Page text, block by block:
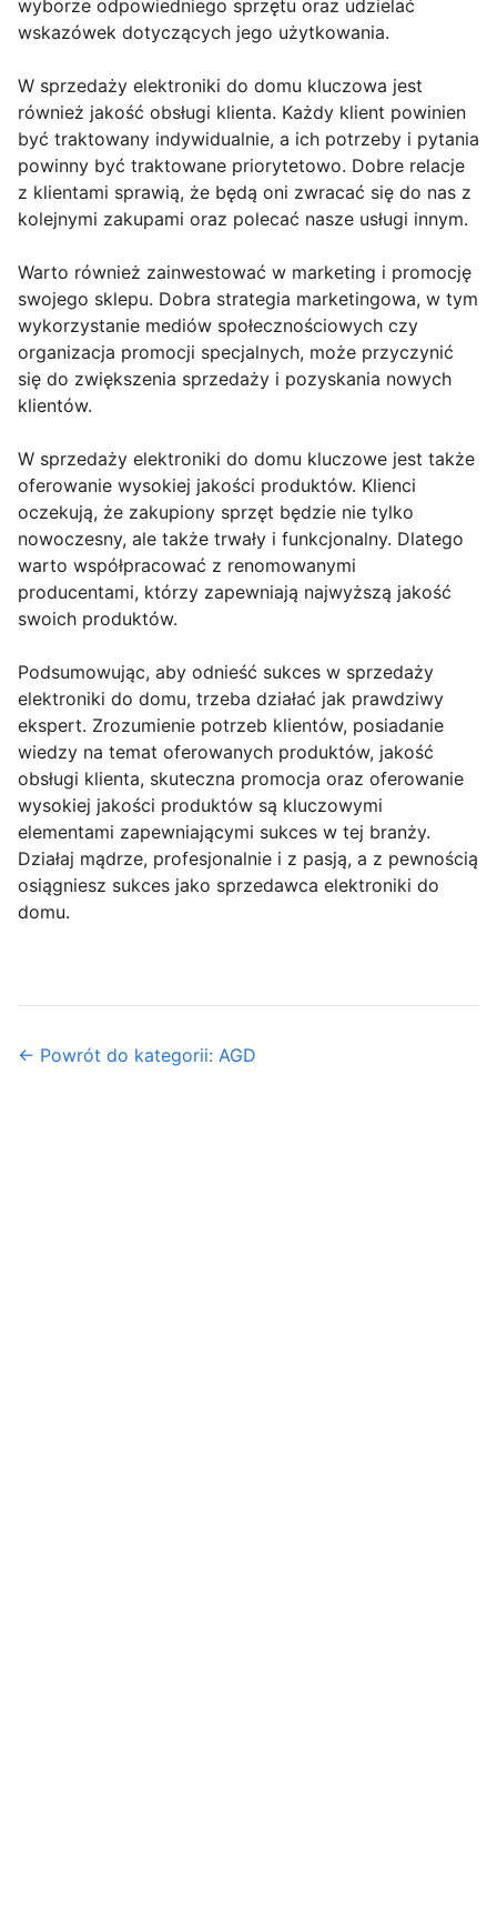
wyborze odpowiedniego sprzętu oraz udzielać
wskazówek dotyczących jego użytkowania.
W sprzedaży elektroniki do domu kluczowa jest
również jakość obsługi klienta. Każdy klient powinien
być traktowany indywidualnie, a ich potrzeby i pytania
powinny być traktowane priorytetowo. Dobre relacje
z klientami sprawią, że będą oni zwracać się do nas z
kolejnymi zakupami oraz polecać nasze usługi innym.
Warto również zainwestować w marketing i promocję
swojego sklepu. Dobra strategia marketingowa, w tym
wykorzystanie mediów społecznościowych czy
organizacja promocji specjalnych, może przyczynić
się do zwiększenia sprzedaży i pozyskania nowych
klientów.
W sprzedaży elektroniki do domu kluczowe jest także
oferowanie wysokiej jakości produktów. Klienci
oczekują, że zakupiony sprzęt będzie nie tylko
nowoczesny, ale także trwały i funkcjonalny. Dlatego
warto współpracować z renomowanymi
producentami, którzy zapewniają najwyższą jakość
swoich produktów.
Podsumowując, aby odnieść sukces w sprzedaży
elektroniki do domu, trzeba działać jak prawdziwy
ekspert. Zrozumienie potrzeb klientów, posiadanie
wiedzy na temat oferowanych produktów, jakość
obsługi klienta, skuteczna promocja oraz oferowanie
wysokiej jakości produktów są kluczowymi
elementami zapewniającymi sukces w tej branży.
Działaj mądrze, profesjonalnie i z pasją, a z pewnością
osiągniesz sukces jako sprzedawca elektroniki do
domu.
← Powrót do kategorii: AGD